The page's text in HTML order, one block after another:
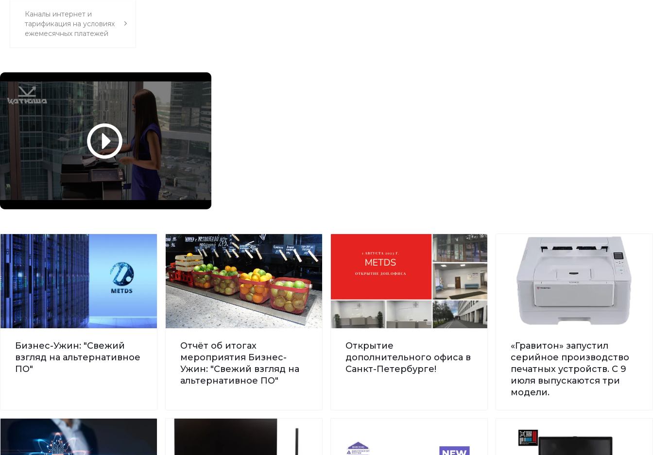
Каналы интернет и
тарификация на условиях
ежемесячных платежей
Бизнес-Ужин: "Свежий
взгляд на альтернативное
ПО"
Отчёт об итогах
мероприятия Бизнес-
Ужин: "Свежий взгляд на
альтернативное ПО"
Открытие
дополнительного офиса в
Санкт-Петербурге!
«Гравитон» запустил
серийное производство
печатных устройств. С 9
июля выпускаются три
модели.